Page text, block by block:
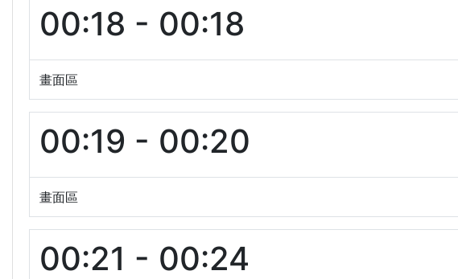
00:18 - 00:18
畫面區
00:19 - 00:20
畫面區
00:21 - 00:24